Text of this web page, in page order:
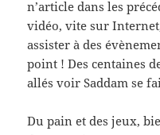
n’article dans les
vidéo, vite sur
assister à des
point ! Des centaines
allés voir Saddam se
Du pain et des jeux,